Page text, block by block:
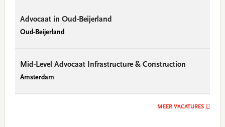
Advocaat in Oud-Beijerland
Oud-Beijerland
Mid-Level Advocaat Infrastructure & Construction
Amsterdam
MEER VACATURES